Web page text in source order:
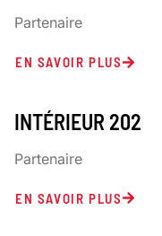
Partenaire
EN SAVOIR PLUS
INTÉRIEUR 202
Partenaire
EN SAVOIR PLUS